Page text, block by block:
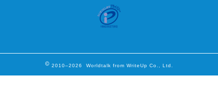
2010–2026 Worldtalk from WriteUp Co., Ltd.